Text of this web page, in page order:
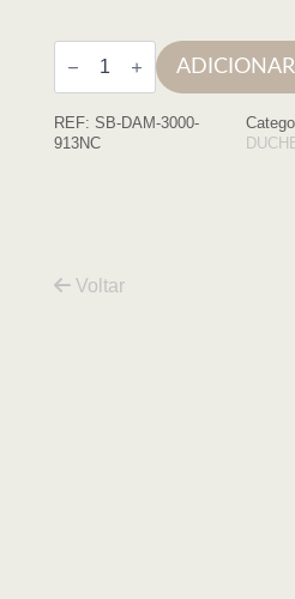
Quantidade
de
Cabine
Damasco
90x130x195
ADICIONAR
REF: SB-DAM-3000-
913NC
Voltar